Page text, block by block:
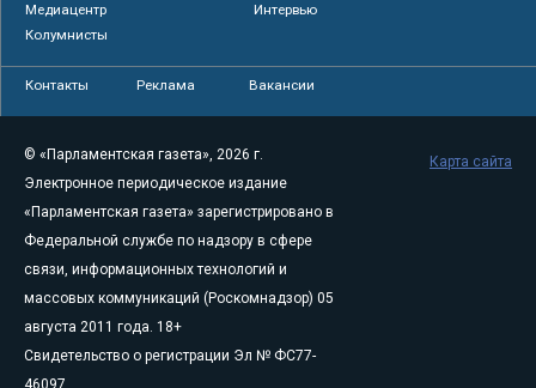
Медиацентр
Интервью
Колумнисты
Контакты Реклама Вакансии
© «Парламентская газета», 2026 г.
Электронное периодическое издание
«Парламентская газета» зарегистрировано в
Федеральной службе по надзору в сфере
связи, информационных технологий и
массовых коммуникаций (Роскомнадзор) 05
августа 2011 года. 18+
Свидетельство о регистрации Эл № ФС77-
Карта сайта